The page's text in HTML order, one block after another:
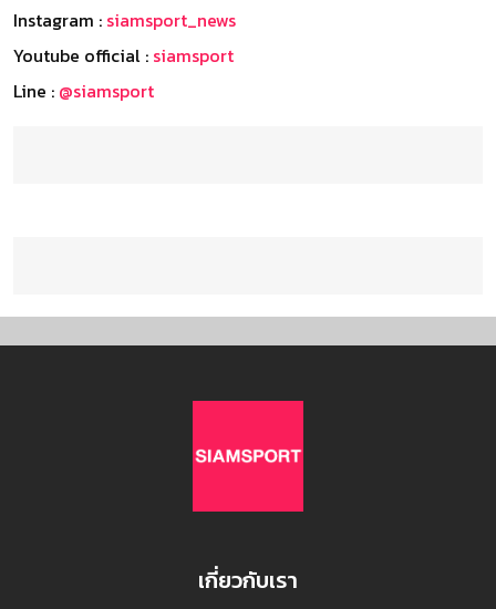
Instagram : siamsport_news
Youtube official : siamsport
Line : @siamsport
เกี่ยวกับเรา